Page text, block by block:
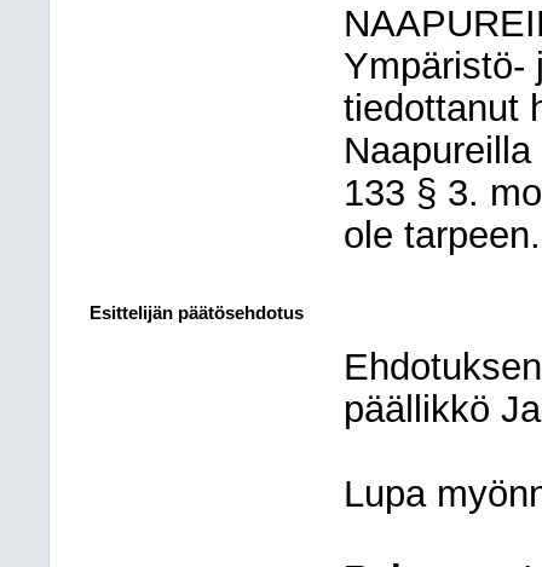
Ympäristö-
tiedottanut
133 § 3.
ole tarpeen.
Esittelijän päätösehdotus
päällikkö
Lupa